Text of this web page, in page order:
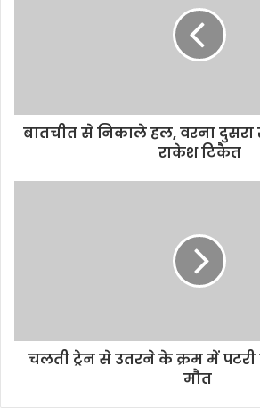
e
बातचीत से निकाले हल, वरना दुसरा
राकेश टिकैत
चलती ट्रेन से उतरने के क्रम में पटरी
मौत